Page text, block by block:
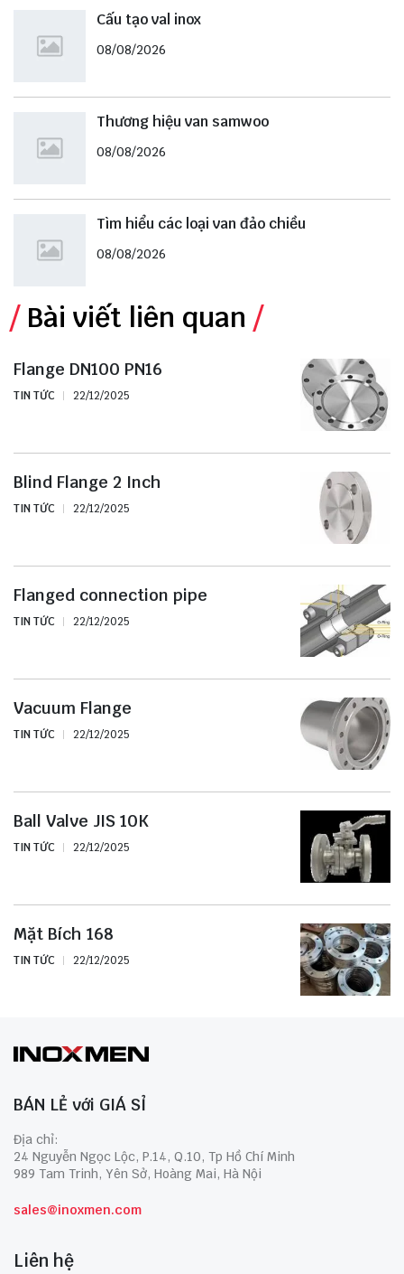
Cấu tạo val inox
08/08/2026
Thương hiệu van samwoo
08/08/2026
Tìm hiểu các loại van đảo chiều
08/08/2026
Bài viết liên quan
Flange DN100 PN16
TIN TỨC 22/12/2025
Blind Flange 2 Inch
TIN TỨC 22/12/2025
Flanged connection pipe
TIN TỨC 22/12/2025
Vacuum Flange
TIN TỨC 22/12/2025
Ball Valve JIS 10K
TIN TỨC 22/12/2025
Mặt Bích 168
TIN TỨC 22/12/2025
BÁN LẺ với GIÁ SỈ
Địa chỉ:
24 Nguyễn Ngọc Lộc, P.14, Q.10, Tp Hồ Chí Minh
989 Tam Trinh, Yên Sở, Hoàng Mai, Hà Nội
sales@inoxmen.com
Liên hệ